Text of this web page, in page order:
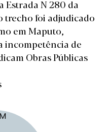
Estrada N 280 da
trecho foi adjudicado
em Maputo,
incompetência de
Obras Públicas